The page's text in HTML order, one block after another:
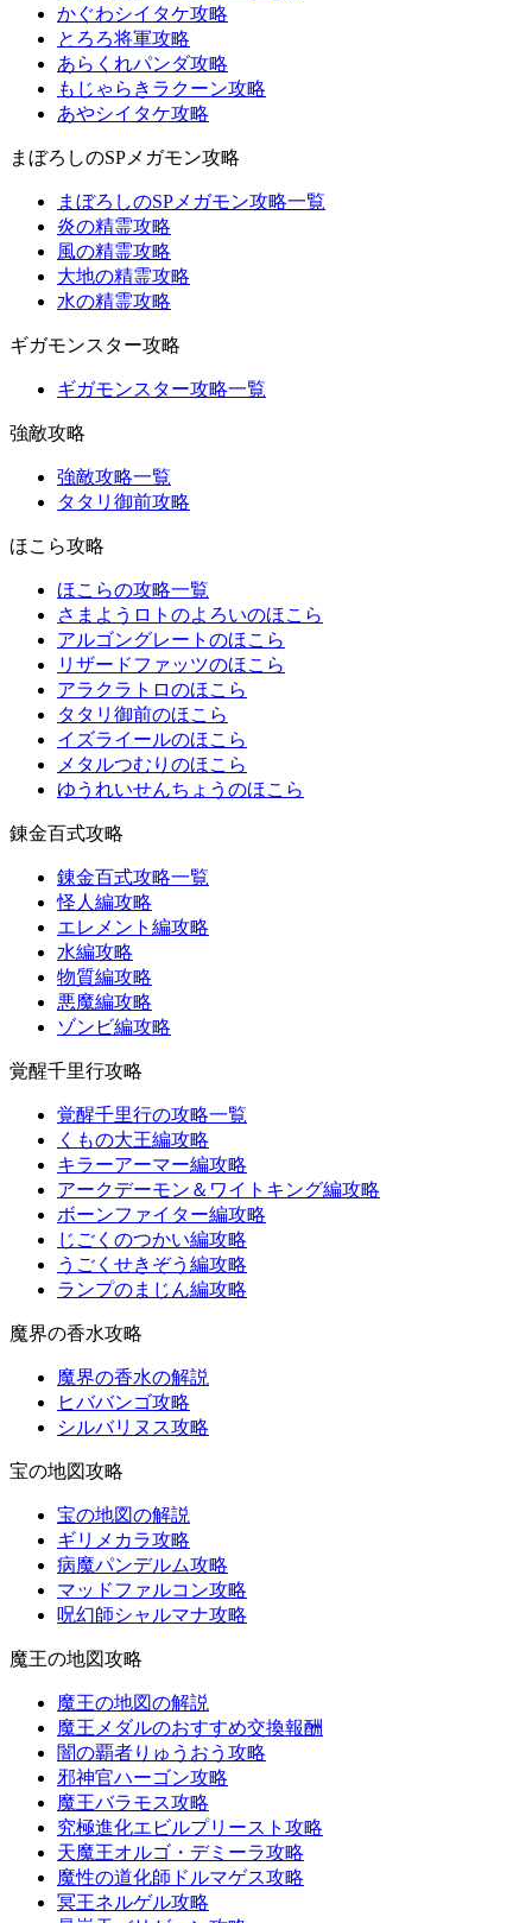
かぐわシイタケ攻略
とろろ将軍攻略
あらくれパンダ攻略
もじゃらきラクーン攻略
あやシイタケ攻略
まぼろしのSPメガモン攻略
まぼろしのSPメガモン攻略一覧
炎の精霊攻略
風の精霊攻略
大地の精霊攻略
水の精霊攻略
ギガモンスター攻略
ギガモンスター攻略一覧
強敵攻略
強敵攻略一覧
タタリ御前攻略
ほこら攻略
ほこらの攻略一覧
さまようロトのよろいのほこら
アルゴングレートのほこら
リザードファッツのほこら
アラクラトロのほこら
タタリ御前のほこら
イズライールのほこら
メタルつむりのほこら
ゆうれいせんちょうのほこら
錬金百式攻略
錬金百式攻略一覧
怪人編攻略
エレメント編攻略
水編攻略
物質編攻略
悪魔編攻略
ゾンビ編攻略
覚醒千里行攻略
覚醒千里行の攻略一覧
くもの大王編攻略
キラーアーマー編攻略
アークデーモン＆ワイトキング編攻略
ボーンファイター編攻略
じごくのつかい編攻略
うごくせきぞう編攻略
ランプのまじん編攻略
魔界の香水攻略
魔界の香水の解説
ヒババンゴ攻略
シルバリヌス攻略
宝の地図攻略
宝の地図の解説
ギリメカラ攻略
病魔パンデルム攻略
マッドファルコン攻略
呪幻師シャルマナ攻略
魔王の地図攻略
魔王の地図の解説
魔王メダルのおすすめ交換報酬
闇の覇者りゅうおう攻略
邪神官ハーゴン攻略
魔王バラモス攻略
究極進化エビルプリースト攻略
天魔王オルゴ・デミーラ攻略
魔性の道化師ドルマゲス攻略
冥王ネルゲル攻略